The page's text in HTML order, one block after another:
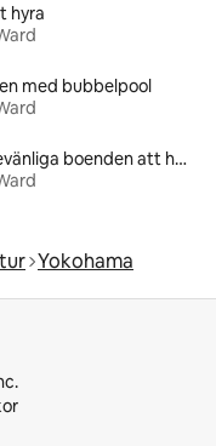
hyra
med bubbelpool
Familjevänliga boenden att hyra
Yokohama